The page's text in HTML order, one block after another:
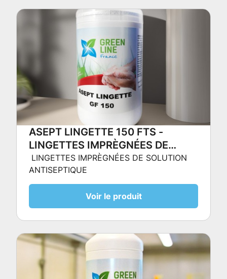
ASEPT LINGETTE 150 FTS -
LINGETTES IMPRÈGNÉES DE
SOLUTION ANTISEPTIQUE
LINGETTES IMPRÈGNÉES DE SOLUTION
ANTISEPTIQUE
Voir le produit